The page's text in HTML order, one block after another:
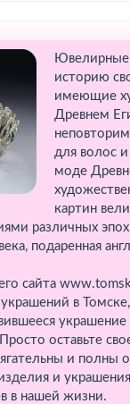
Ювелирные
историю
имеющие
Древнем
для волос
моде
картин
различных
подаренная
сайта
в
оставьте
и полны
и
в нашей жизни.